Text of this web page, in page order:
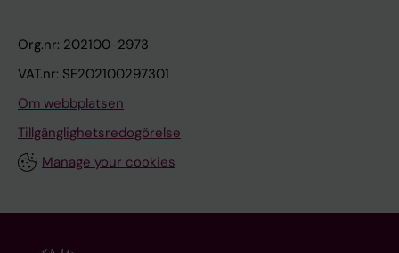
Org.nr: 202100-2973
VAT.nr: SE202100297301
Om webbplatsen
Tillgänglighetsredogörelse
Manage your cookies